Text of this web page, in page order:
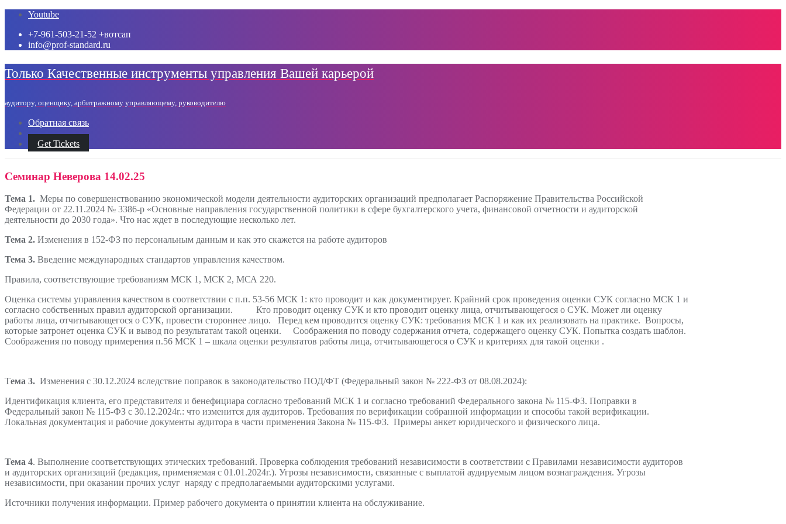
Промотать
содержимому
Youtube
+7-961-503-21-52 +вотсап
info@prof-standard.ru
Только Качественные инструменты управления Вашей карьерой
аудитору, оценщику, арбитражному управляющему, руководителю
Обратная связь
Get Tickets
Семинар Неверова 14.02.25
Тема 1. Меры по совершенствованию экономической модели деятельности аудиторских организаций предполагает Распоряжение Правительства Российской
Федерации от 22.11.2024 № 3386-р «Основные направления государственной политики в сфере бухгалтерского учета, финансовой отчетности и аудиторской
деятельности до 2030 года». Что нас ждет в последующие несколько лет.
Тема 2. Изменения в 152-ФЗ по персональным данным и как это скажется на работе аудиторов
Тема 3. Введение международных стандартов управления качеством.
Правила, соответствующие требованиям МСК 1, МСК 2, МСА 220.
Оценка системы управления качеством в соответствии с п.п. 53-56 МСК 1: кто проводит и как документирует. Крайний срок проведения оценки СУК согласно МСК 1 и
согласно собственных правил аудиторской организации. Кто проводит оценку СУК и кто проводит оценку лица, отчитывающегося о СУК. Может ли оценку
работы лица, отчитывающегося о СУК, провести стороннее лицо. Перед кем проводится оценку СУК: требования МСК 1 и как их реализовать на практике. Вопросы,
которые затронет оценка СУК и вывод по результатам такой оценки. Соображения по поводу содержания отчета, содержащего оценку СУК. Попытка создать шаблон.
Соображения по поводу примерения п.56 МСК 1 – шкала оценки результатов работы лица, отчитывающегося о СУК и критериях для такой оценки .
Тема 3. Изменения с 30.12.2024 вследствие поправок в законодательство ПОД/ФТ (Федеральный закон № 222-ФЗ от 08.08.2024):
Идентификация клиента, его представителя и бенефициара согласно требований МСК 1 и согласно требований Федерального закона № 115-ФЗ. Поправки в
Федеральный закон № 115-ФЗ с 30.12.2024г.: что изменится для аудиторов. Требования по верификации собранной информации и способы такой верификации.
Локальная документация и рабочие документы аудитора в части применения Закона № 115-ФЗ. Примеры анкет юридического и физического лица.
Тема 4. Выполнение соответствующих этических требований. Проверка соблюдения требований независимости в соответствии с Правилами независимости аудиторов
и аудиторских организаций (редакция, применяемая с 01.01.2024г.). Угрозы независимости, связанные с выплатой аудируемым лицом вознаграждения. Угрозы
независимости, при оказании прочих услуг наряду с предполагаемыми аудиторскими услугами.
Источники получения информации. Пример рабочего документа о принятии клиента на обслуживание.